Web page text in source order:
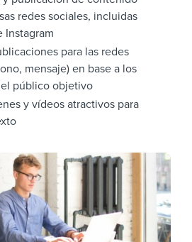
redes sociales, incluidas
Instagram
para las redes
mensaje) en base a los
público objetivo
y vídeos atractivos para